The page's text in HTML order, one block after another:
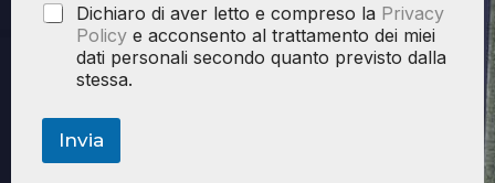
Dichiaro di aver letto e compreso la Privacy
Policy e acconsento al trattamento dei miei
dati personali secondo quanto previsto dalla
stessa.
Invia